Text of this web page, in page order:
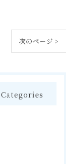
次のページ >
Categories